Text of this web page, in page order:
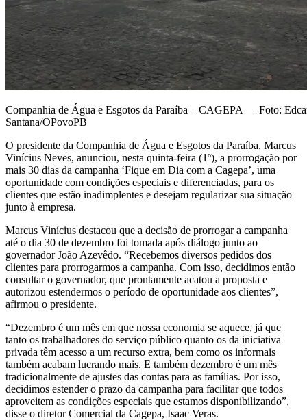
Companhia de Água e Esgotos da Paraíba – CAGEPA — Foto:
Santana/OPovoPB
O presidente da Companhia de Água e Esgotos da Paraíba, Marcus
Vinícius Neves, anunciou, nesta quinta-feira (1º), a prorrogação por
mais 30 dias da campanha ‘Fique em Dia com a Cagepa’, uma
oportunidade com condições especiais e diferenciadas, para os
clientes que estão inadimplentes e desejam regularizar sua situação
junto à empresa.
Marcus Vinícius destacou que a decisão de prorrogar a campanha
até o dia 30 de dezembro foi tomada após diálogo junto ao
governador João Azevêdo. “Recebemos diversos pedidos dos
clientes para prorrogarmos a campanha. Com isso, decidimos então
consultar o governador, que prontamente acatou a proposta e
autorizou estendermos o período de oportunidade aos clientes”,
afirmou o presidente.
“Dezembro é um mês em que nossa economia se aquece, já que
tanto os trabalhadores do serviço público quanto os da iniciativa
privada têm acesso a um recurso extra, bem como os informais
também acabam lucrando mais. E também dezembro é um mês
tradicionalmente de ajustes das contas para as famílias. Por isso,
decidimos estender o prazo da campanha para facilitar que todos
aproveitem as condições especiais que estamos disponibilizando”,
disse o diretor Comercial da Cagepa, Isaac Veras.